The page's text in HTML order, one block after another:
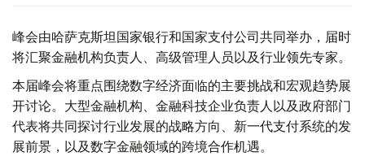
峰会由哈萨克斯坦国家银行和国家支付公司共同举办，届时
将汇聚金融机构负责人、高级管理人员以及行业领先专家。
本届峰会将重点围绕数字经济面临的主要挑战和宏观趋势展
开讨论。大型金融机构、金融科技企业负责人以及政府部门
代表将共同探讨行业发展的战略方向、新一代支付系统的发
展前景，以及数字金融领域的跨境合作机遇。